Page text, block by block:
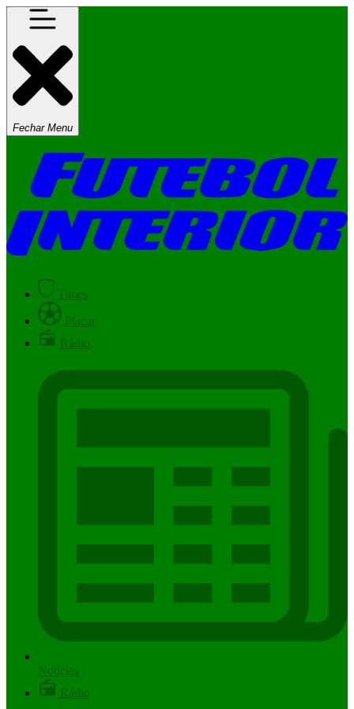
Fechar Menu
Times
Placar
Rádio
Notícias
Rádio